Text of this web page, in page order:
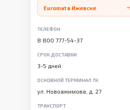
Euromat в Ижевске
ТЕЛЕФОН
8 800 777-54-37
СРОК ДОСТАВКИ
3-5 дней
ОСНОВНОЙ ТЕРМИНАЛ ТК
ул. Новоажимова, д. 27
ТРАНСПОРТ